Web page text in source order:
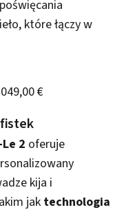
które łączy w
€
Le 2 oferuje
kija i
jak technologia